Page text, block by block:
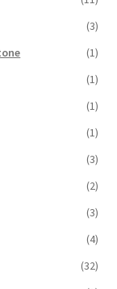
(3)
(1)
(1)
(1)
(1)
(3)
(2)
(3)
(4)
(32)